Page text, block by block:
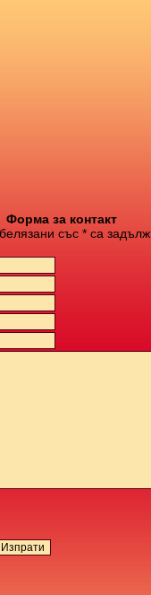
Форма за контакт
със * са